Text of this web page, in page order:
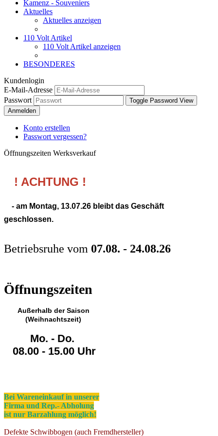
Kamenz - Souveniers
Aktuelles
Aktuelles anzeigen
110 Volt Artikel
110 Volt Artikel anzeigen
BESONDERES
Kundenlogin
E-Mail-Adresse
Passwort
Toggle Password View
Anmelden
Konto erstellen
Passwort vergessen?
Öffnungszeiten Werksverkauf
! ACHTUNG !
- am Montag, 13.07.26 bleibt das Geschäft
geschlossen.
Betriebsruhe vom 07.08. - 24.08.26
Öffnungszeiten
Außerhalb der Saison
(Weihnachtszeit)
Mo. - Do.
08.00 - 15.00 Uhr
Bei Wareneinkauf in unserer
Firma und Rep.- Abholung
ist nur Barzahlung möglich!
Defekte Schwibbogen (auch Fremdhersteller)